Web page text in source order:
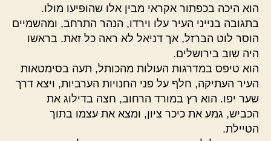
הוא היכה בכפתור אקראי מבין אלו שהופיעו מולו.
בתגובה בנייני העיר עלו וירדו, הנהר התרחב, ומהשמיים
הוסר לוט הברזל, אך דניאל לא ראה כל זאת. בראשו
היה שוב בירושלים.
הוא טיפס במדרגות העולות מהכותל, תעה בסימטאות
העיר העתיקה, חלף על פני החנויות הערביות, ויצא דרך
שער יפו. הוא רץ במורד הרחוב, חצה בדילוג את
הכביש, גמע את כיכר ציון, ומצא את עצמו בתוך
הטיילת.